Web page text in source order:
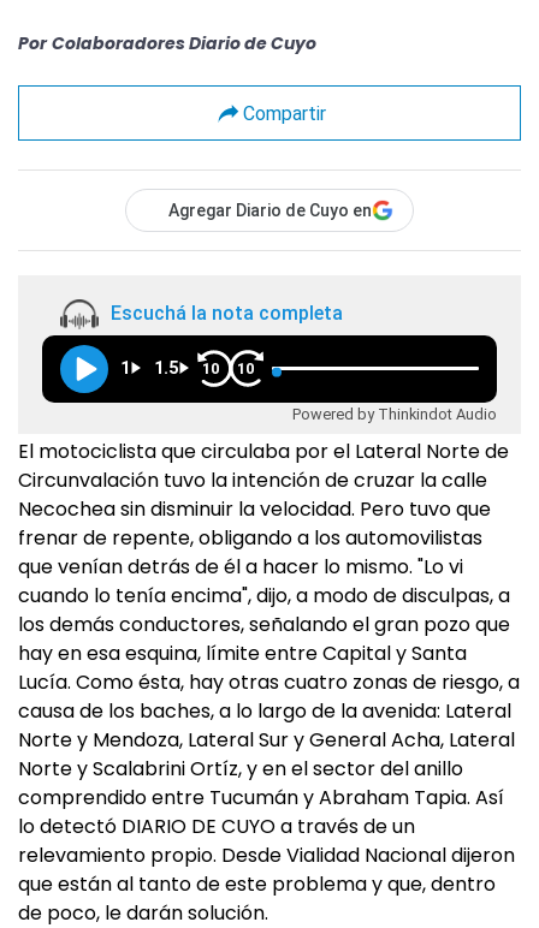
Por Colaboradores Diario de Cuyo
Compartir
Agregar Diario de Cuyo en
Escuchá la nota completa
1 1.5 10 10
Powered by Thinkindot Audio
El motociclista que circulaba por el Lateral Norte de
Circunvalación tuvo la intención de cruzar la calle
Necochea sin disminuir la velocidad. Pero tuvo que
frenar de repente, obligando a los automovilistas
que venían detrás de él a hacer lo mismo. "Lo vi
cuando lo tenía encima", dijo, a modo de disculpas, a
los demás conductores, señalando el gran pozo que
hay en esa esquina, límite entre Capital y Santa
Lucía. Como ésta, hay otras cuatro zonas de riesgo, a
causa de los baches, a lo largo de la avenida: Lateral
Norte y Mendoza, Lateral Sur y General Acha, Lateral
Norte y Scalabrini Ortíz, y en el sector del anillo
comprendido entre Tucumán y Abraham Tapia. Así
lo detectó DIARIO DE CUYO a través de un
relevamiento propio. Desde Vialidad Nacional dijeron
que están al tanto de este problema y que, dentro
de poco, le darán solución.